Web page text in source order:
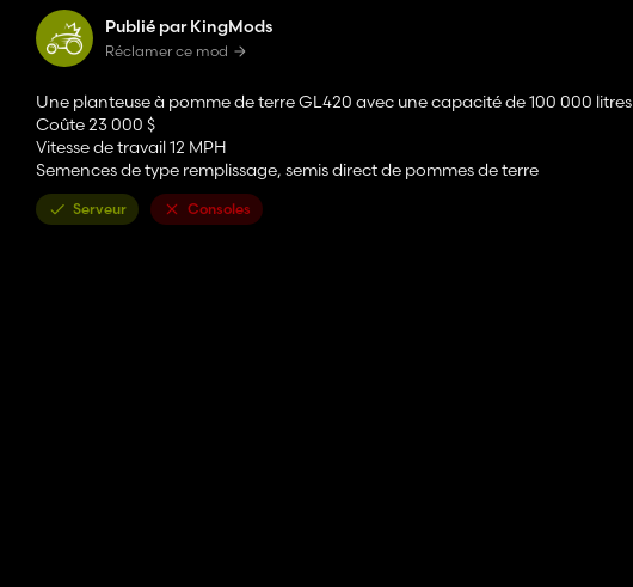
Publié par KingMods
Réclamer ce mod
Une planteuse à pomme de terre GL420 avec une capacité de 100 000 litres
Coûte 23 000 $
Vitesse de travail 12 MPH
Semences de type remplissage, semis direct de pommes de terre
Serveur Consoles